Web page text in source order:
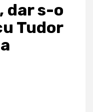
dar s-o
Tudor